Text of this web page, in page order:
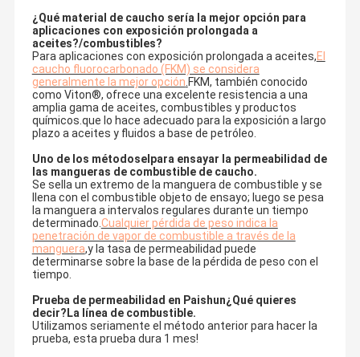
¿Qué material de caucho sería la mejor opción para
aplicaciones con exposición prolongada a
aceites?/combustibles?
Para aplicaciones con exposición prolongada a aceites,El
caucho fluorocarbonado (FKM) se considera
generalmente la mejor opción.FKM, también conocido
como Viton®, ofrece una excelente resistencia a una
amplia gama de aceites, combustibles y productos
químicos.que lo hace adecuado para la exposición a largo
plazo a aceites y fluidos a base de petróleo.
Uno de los métodosel para ensayar la permeabilidad de
las mangueras de combustible de caucho.
Se sella un extremo de la manguera de combustible y se
llena con el combustible objeto de ensayo; luego se pesa
la manguera a intervalos regulares durante un tiempo
determinado.Cualquier pérdida de peso indica la
penetración de vapor de combustible a través de la
manguera,y la tasa de permeabilidad puede
determinarse sobre la base de la pérdida de peso con el
tiempo.
Prueba de permeabilidad en Paishun¿Qué quieres
decir? La línea de combustible.
Utilizamos seriamente el método anterior para hacer la
prueba, esta prueba dura 1 mes!